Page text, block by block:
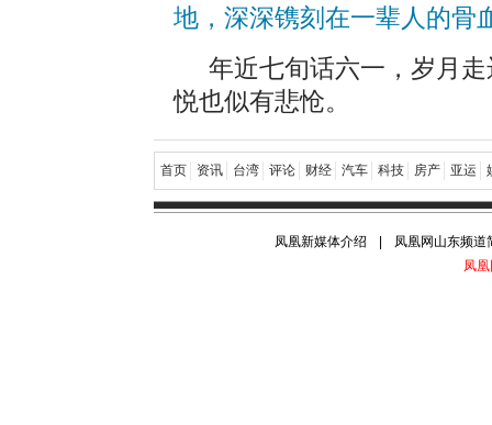
地，深深镌刻在一辈人的骨
年近七旬话六一，岁月
悦也似有悲怆。
首页 资讯 台湾 评论 财经 汽车 科技 房产 亚运
凤凰新媒体介绍
凤凰网山东频道
凤